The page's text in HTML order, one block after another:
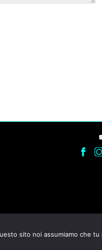
sito noi assumiamo che tu